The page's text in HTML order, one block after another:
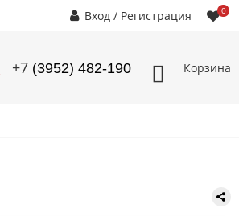
Вход / Регистрация 0
+7 (3952) 482-190 Корзина